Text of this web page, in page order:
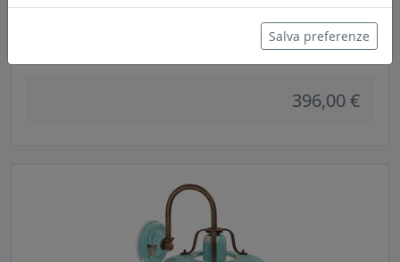
APPLIQUE D.030 COLLEZIONE COUNTRY C1440 TORTORA
396,00 €
Salva preferenze